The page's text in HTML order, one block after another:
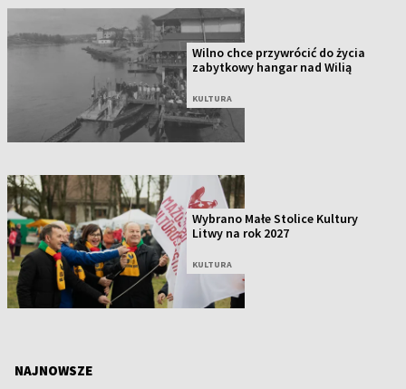
Wilno chce przywrócić do życia
zabytkowy hangar nad Wilią
KULTURA
Wybrano Małe Stolice Kultury
Litwy na rok 2027
KULTURA
NAJNOWSZE